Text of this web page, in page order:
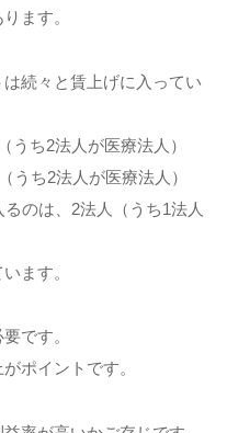
ます。
続々と賃上げに入ってい
うち2法人が医療法人）
うち2法人が医療法人）
のは、2法人（うち1法人
ます。
です。
ポイントです。